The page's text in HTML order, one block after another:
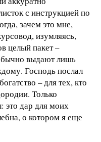
с инструкцией по
зачем это мне,
изумляясь,
целый пакет –
выдают лишь
Господь послал
– для тех, кто
Только
это дар для моих
о котором я еще